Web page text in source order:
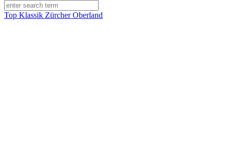
Top Klassik Zürcher Oberland